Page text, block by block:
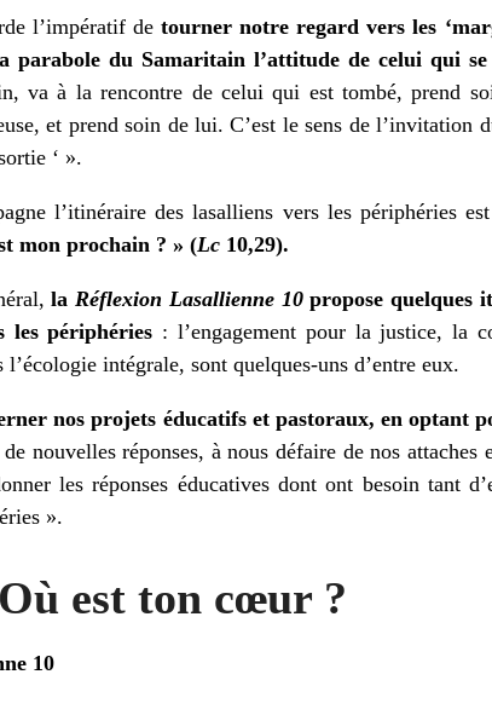
l’impératif detourner notre regard vers les
parabole du Samaritain l’attitude de celui qui
va à la rencontre de celui qui est tombé, prend
et prend soin de lui. C’est le sens de l’invitation
‘ ».
l’itinéraire des lasalliens vers les périphéries
mon prochain ? » (Lc 10,29).
,la Réflexion Lasallienne 10propose quelques
périphéries : l’engagement pour la justice, la
intégrale, sont quelques-uns d’entre eux.
nos projets éducatifs et pastoraux, en optant
nouvelles réponses, à nous défaire de nos attaches
les réponses éducatives dont ont besoin tant
».
Où est ton cœur ?
10